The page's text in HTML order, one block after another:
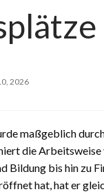
2026
maßgeblich
die Arbeitsweise
Bildung bis hin zu
hat, hat er